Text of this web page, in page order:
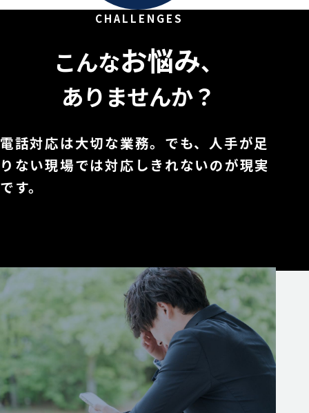
C H A L L E N G E S
こんなお悩み、
ありませんか？
電話対応は大切な業務。でも、人手が足
りない現場では対応しきれないのが現実
です。